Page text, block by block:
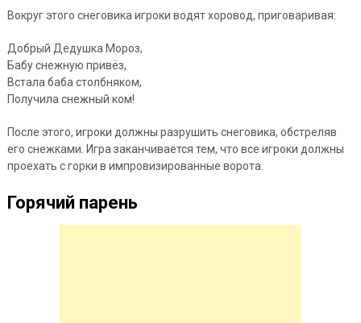
Вокруг этого снеговика игроки водят хоровод, приговаривая:
Добрый Дедушка Мороз,
Бабу снежную привёз,
Встала баба столбняком,
Получила снежный ком!
После этого, игроки должны разрушить снеговика, обстреляв
его снежками. Игра заканчивается тем, что все игроки должны
проехать с горки в импровизированные ворота.
Горячий парень